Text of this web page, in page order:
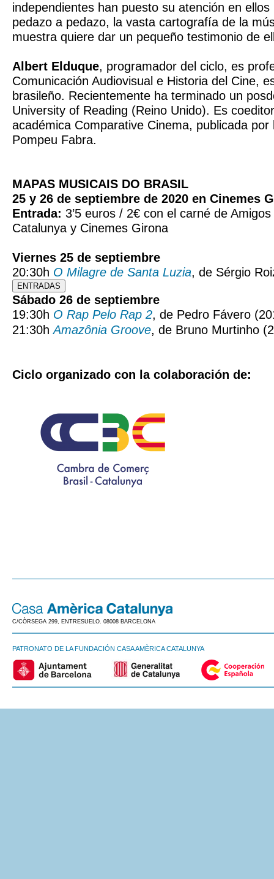
independientes han puesto su atención en
pedazo a pedazo, la vasta cartografía de la
muestra quiere dar un pequeño testimonio de
Albert Elduque, programador del ciclo, es
Comunicación Audiovisual e Historia del Cine,
brasileño. Recientemente ha terminado un
University of Reading (Reino Unido). Es
académica Comparative Cinema, publicada por
Pompeu Fabra.
MAPAS MUSICAIS DO BRASIL
25 y 26 de septiembre de 2020 en Cinemes
Entrada: 3’5 euros / 2€ con el carné de
Catalunya y Cinemes Girona
Viernes 25 de septiembre
20:30h O Milagre de Santa Luzia, de Sérgio
ENTRADAS
Sábado 26 de septiembre
19:30h O Rap Pelo Rap 2, de Pedro Fávero
21:30hAmazônia Groove, de Bruno Murtinho
Ciclo organizado con la colaboración de:
C/CÒRSEGA 299, ENTRESUELO. 08008 BARCELONA
PATRONATO DE LA FUNDACIÓN CASA AMÈRICA CATALUNYA